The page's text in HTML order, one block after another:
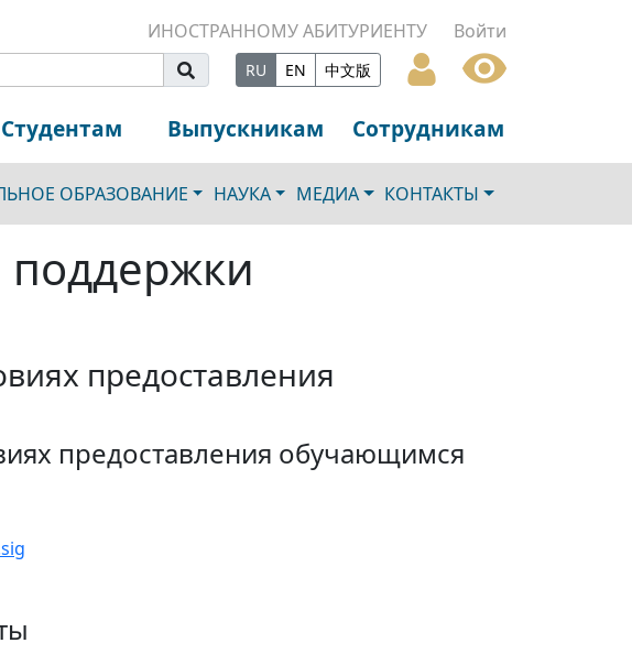
ИНОСТРАННОМУ АБИТУРИЕНТУ Войти
RU EN 中文版
Студентам Выпускникам Сотрудникам
ОБРАЗОВАНИЕ НАУКА МЕДИА КОНТАКТЫ
предоставления
предоставления обучающимся